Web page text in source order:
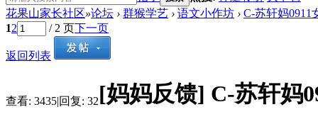
花果山家长社区»论坛 › 群猴学艺 › 语文小作坊 › C-苏轩妈0911
12 / 2 页下一页
返回列表
查看: 3435|回复: 32[妈妈反馈] C-苏轩妈